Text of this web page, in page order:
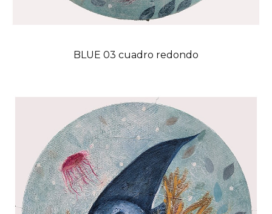
BLUE 03 cuadro redondo